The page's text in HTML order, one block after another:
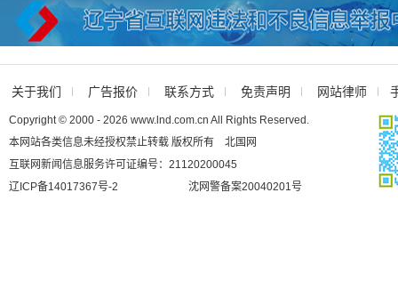
关于我们 广告报价 联系方式 免责声明 网站律师
Copyright © 2000 - 2026 www.lnd.com.cn All Rights Reserved.
本网站各类信息未经授权禁止转载 版权所有 北国网
互联网新闻信息服务许可证编号：21120200045
辽ICP备14017367号-2
沈网警备案20040201号